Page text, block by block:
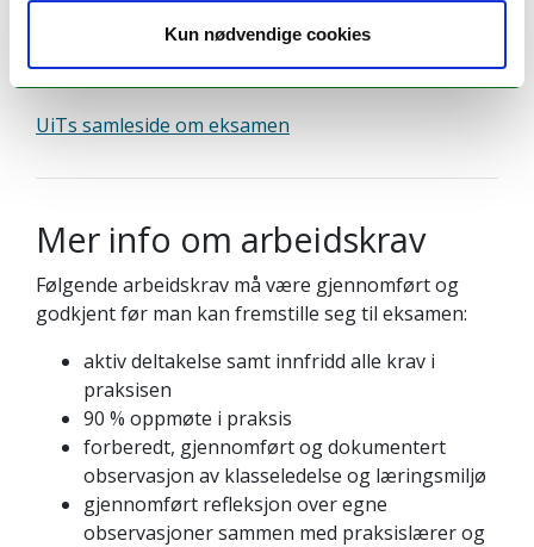
Kun nødvendige cookiesGodkjent – ikke
UiTs samleside om eksamen
Mer info om arbeidskrav
Følgende arbeidskrav må være gjennomført og
godkjent før man kan fremstille seg til eksamen:
aktiv deltakelse samt innfridd alle krav i
praksisen
90 % oppmøte i praksis
forberedt, gjennomført og dokumentert
observasjon av klasseledelse og læringsmiljø
gjennomført refleksjon over egne
observasjoner sammen med praksislærer og